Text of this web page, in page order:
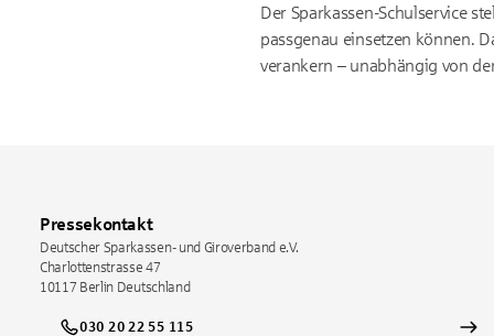
Der Sparkassen-Schulservice
passgenau einsetzen können.
verankern – unabhängig von
Pressekontakt
Deutscher Sparkassen- und Giroverband e.V.
Charlottenstrasse 47
10117 Berlin Deutschland
030 20 22 55 115